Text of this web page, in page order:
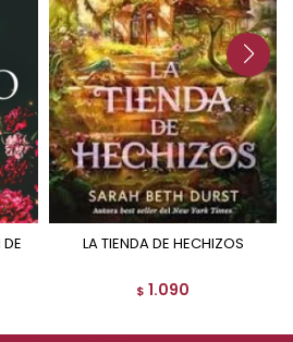
LA TIENDA DE HECHIZOS
$ 1.090